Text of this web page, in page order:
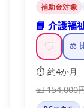
補助金対象
📘 介護福
♡ ⚖️
⏱️ 約4か月
💴 154,000